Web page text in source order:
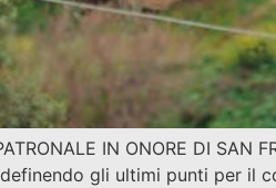
IN ONORE DI SAN
gli ultimi punti per